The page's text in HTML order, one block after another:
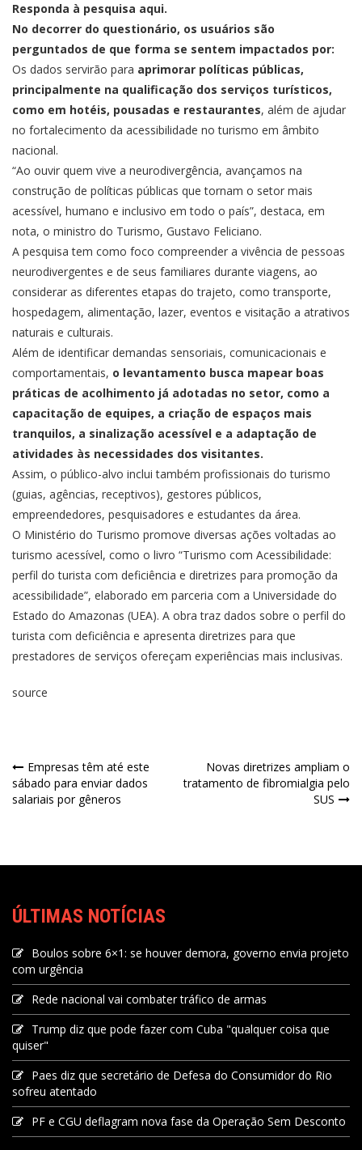
Responda à pesquisa aqui.
No decorrer do questionário, os usuários são
perguntados de que forma se sentem impactados por:
Os dados servirão para aprimorar políticas públicas,
principalmente na qualificação dos serviços turísticos,
como em hotéis, pousadas e restaurantes, além de ajudar
no fortalecimento da acessibilidade no turismo em âmbito
nacional.
“Ao ouvir quem vive a neurodivergência, avançamos na
construção de políticas públicas que tornam o setor mais
acessível, humano e inclusivo em todo o país”, destaca, em
nota, o ministro do Turismo, Gustavo Feliciano.
A pesquisa tem como foco compreender a vivência de pessoas
neurodivergentes e de seus familiares durante viagens, ao
considerar as diferentes etapas do trajeto, como transporte,
hospedagem, alimentação, lazer, eventos e visitação a atrativos
naturais e culturais.
Além de identificar demandas sensoriais, comunicacionais e
comportamentais, o levantamento busca mapear boas
práticas de acolhimento já adotadas no setor, como a
capacitação de equipes, a criação de espaços mais
tranquilos, a sinalização acessível e a adaptação de
atividades às necessidades dos visitantes.
Assim, o público-alvo inclui também profissionais do turismo
(guias, agências, receptivos), gestores públicos,
empreendedores, pesquisadores e estudantes da área.
O Ministério do Turismo promove diversas ações voltadas ao
turismo acessível, como o livro “Turismo com Acessibilidade:
perfil do turista com deficiência e diretrizes para promoção da
acessibilidade”, elaborado em parceria com a Universidade do
Estado do Amazonas (UEA). A obra traz dados sobre o perfil do
turista com deficiência e apresenta diretrizes para que
prestadores de serviços ofereçam experiências mais inclusivas.
source
Empresas têm até este
sábado para enviar dados
salariais por gêneros
Novas diretrizes ampliam o
tratamento de fibromialgia pelo
SUS
ÚLTIMAS NOTÍCIAS
Boulos sobre 6×1: se houver demora, governo envia projeto
com urgência
Rede nacional vai combater tráfico de armas
Trump diz que pode fazer com Cuba "qualquer coisa que
quiser"
Paes diz que secretário de Defesa do Consumidor do Rio
sofreu atentado
PF e CGU deflagram nova fase da Operação Sem Desconto